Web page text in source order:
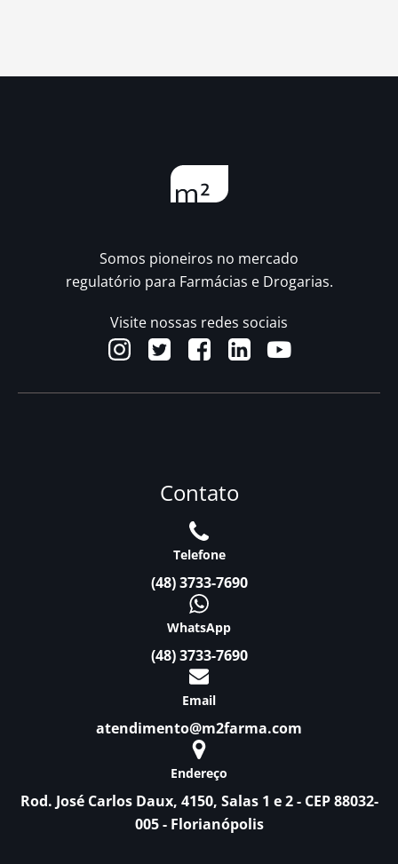
Somos pioneiros no mercado
regulatório para Farmácias e Drogarias.
Visite nossas redes sociais
Contato
Telefone
(48) 3733-7690
WhatsApp
(48) 3733-7690
Email
atendimento@m2farma.com
Endereço
Rod. José Carlos Daux, 4150, Salas 1 e 2 - CEP 88032-
005 - Florianópolis